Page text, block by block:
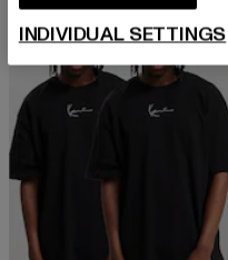
INDIVIDUAL SETTINGS